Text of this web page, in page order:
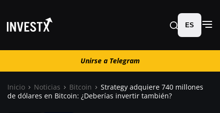
Unirse a Telegram
Noticias
ES
Unirse a Telegram
Inicio Noticias Bitcoin
Strategy adquiere 740 millones
de dólares en Bitcoin: ¿Deberías invertir también?